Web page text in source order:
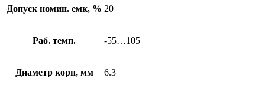
Допуск номин. емк, % 20
Раб. темп. -55…105
Диаметр корп, мм 6.3